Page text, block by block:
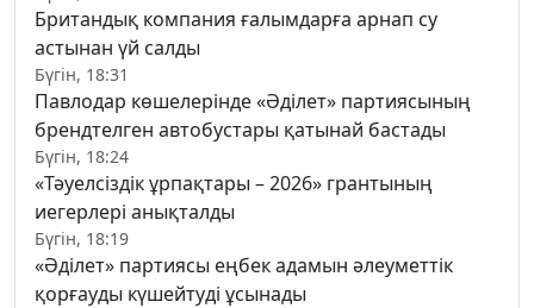
Британдық компания ғалымдарға арнап су
астынан үй салды
Бүгін, 18:31
Павлодар көшелерінде «Әділет» партиясының
брендтелген автобустары қатынай бастады
Бүгін, 18:24
«Тәуелсіздік ұрпақтары – 2026» грантының
иегерлері анықталды
Бүгін, 18:19
«Әділет» партиясы еңбек адамын әлеуметтік
қорғауды күшейтуді ұсынады